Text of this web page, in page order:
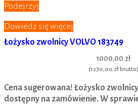
Podejrzyj
Dowiedz się więcej
Łożysko zwolnicy VOLVO 183749
1000,00 zł
(1230,00 złbrutto)
Cena sugerowana! Łożysko zwolnicy
dostępny na zamówienie. W